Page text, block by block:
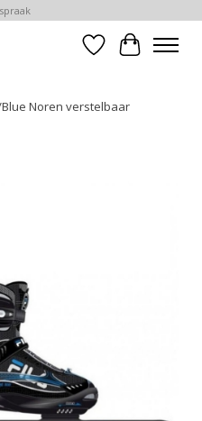
Verlanglijst
Blue Noren verstelbaar